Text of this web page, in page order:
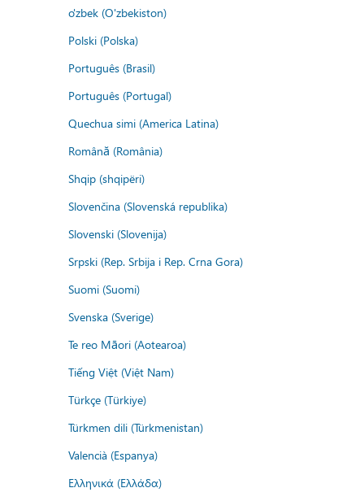
o'zbek (O'zbekiston)
Polski (Polska)
Português (Brasil)
Português (Portugal)
Quechua simi (America Latina)
Română (România)
Shqip (shqipëri)
Slovenčina (Slovenská republika)
Slovenski (Slovenija)
Srpski (Rep. Srbija i Rep. Crna Gora)
Suomi (Suomi)
Svenska (Sverige)
Te reo Māori (Aotearoa)
Tiếng Việt (Việt Nam)
Türkçe (Türkiye)
Türkmen dili (Türkmenistan)
Valencià (Espanya)
Ελληνικά (Ελλάδα)